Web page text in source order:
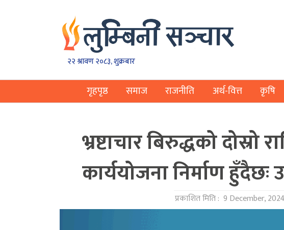
२२ श्रावण २०८३, शुक्रबार
गृहपृष्ठ समाज राजनीति अर्थ-वित्त कृषि
भ्रष्टाचार बिरुद्धको दोस्रो
कार्ययोजना निर्माण हुँदैछः
प्रकाशित मिति : 9 December,